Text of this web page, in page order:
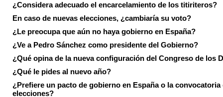
¿Considera adecuado el encarcelamiento de los titiriteros?
En caso de nuevas elecciones, ¿cambiaría su voto?
¿Le preocupa que aún no haya gobierno en España?
¿Ve a Pedro Sánchez como presidente del Gobierno?
¿Qué opina de la nueva configuración del Congreso de los
¿Qué le pides al nuevo año?
¿Prefiere un pacto de gobierno en España o la convocatoria
elecciones?